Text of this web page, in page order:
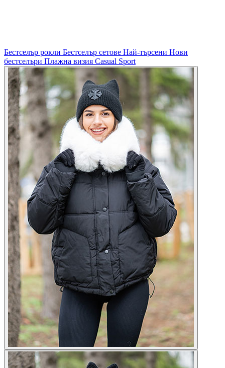
Бестселър рокли Бестселър сетове Най-търсени Нови
бестселъри Плажна визия Casual Sport